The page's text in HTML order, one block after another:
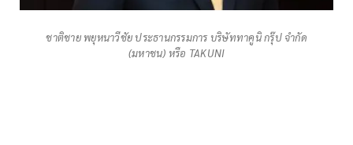
ชาติชาย พยุหนาวีชัย ประธานกรรมการ บริษัททาคูนิ กรุ๊ป จำกัด
(มหาชน) หรือ TAKUNI